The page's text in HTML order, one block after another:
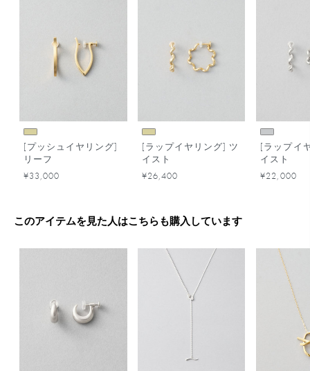
[プッシュイヤリング]
リーフ
¥33,000
[ラップイヤリング] ツ
イスト
¥26,400
[ラップイ
イスト
¥22,000
このアイテムを見た人はこちらも購入しています